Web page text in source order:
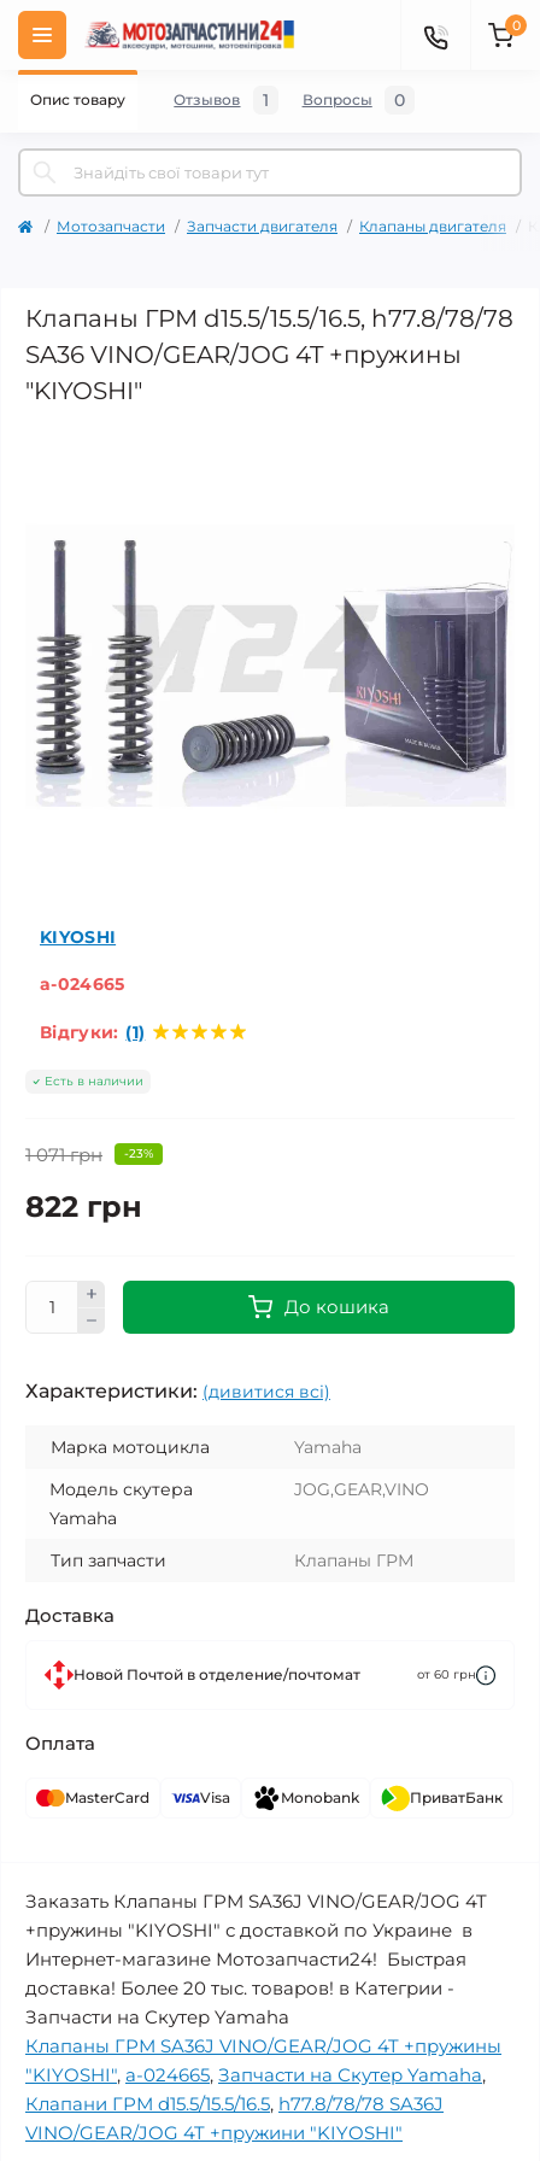
0
Мотозапчасти Запчасти двигателя Клапаны двигателя
Клапаны ГРМ d15.5/15.5/16.5, h77.8/78/78
SA36 VINO/GEAR/JOG 4T +пружины
"KIYOSHI"
KIYOSHI
a-024665
Відгуки: (1)
Есть в наличии
1 071 грн -23%
822 грн
До кошика
Характеристики: (дивитися всі)
Марка мотоцикла
Yamaha
Модель скутера
Yamaha
JOG,GEAR,VINO
Тип запчасти Клапаны ГРМ
Доставка
Новой Почтой в отделение/почтомат от 60 грн
Оплата
MasterCard Visa Monobank ПриватБанк
Опис товару Отзывов 1 Вопросы 0
Заказать Клапаны ГРМ SA36J VINO/GEAR/JOG 4T
+пружины "KIYOSHI" с доставкой по Украине в
Интернет-магазине Мотозапчасти24! Быстрая
доставка! Более 20 тыс. товаров! в Категрии -
Запчасти на Скутер Yamaha
Клапаны ГРМ SA36J VINO/GEAR/JOG 4T +пружины
"KIYOSHI", a-024665, Запчасти на Скутер Yamaha,
Клапани ГРМ d15.5/15.5/16.5, h77.8/78/78 SA36J
VINO/GEAR/JOG 4T +пружини "KIYOSHI"